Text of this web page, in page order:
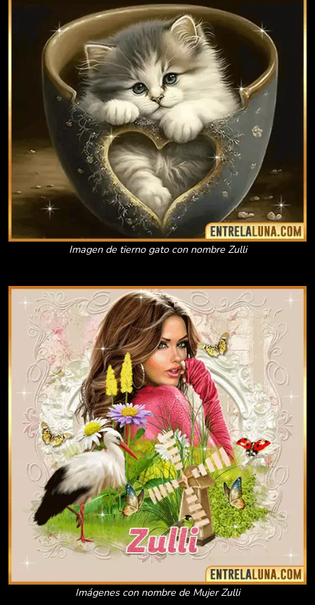
Imagen de tierno gato con nombre Zulli
Imágenes con nombre de Mujer Zulli